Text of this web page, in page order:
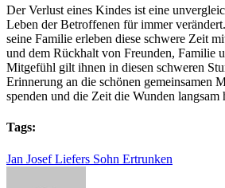
Der Verlust eines Kindes ist eine
Leben der Betroffenen für immer
seine Familie erleben diese schwere Zeit
und dem Rückhalt von Freunden, Familie
Mitgefühl gilt ihnen in diesen schweren
Erinnerung an die schönen gemeinsamen
spenden und die Zeit die Wunden langsam
Tags:
Jan Josef Liefers Sohn Ertrunken